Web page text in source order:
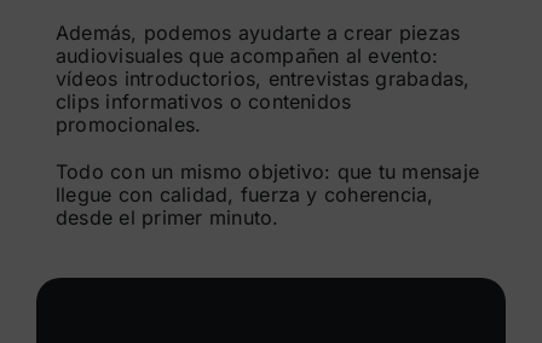
Además, podemos ayudarte a crear piezas
audiovisuales que acompañen al evento:
vídeos introductorios, entrevistas grabadas,
clips informativos o contenidos
promocionales.
Todo con un mismo objetivo: que tu mensaje
llegue con calidad, fuerza y coherencia,
desde el primer minuto.